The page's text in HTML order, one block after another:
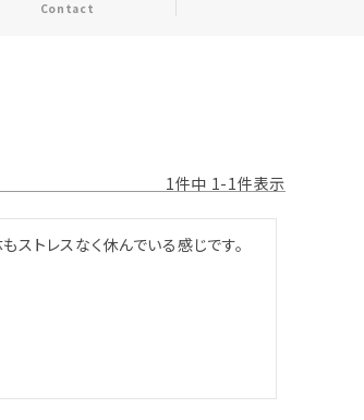
Contact
1件中 1-1件表示
ストレスなく休んでいる感じです。